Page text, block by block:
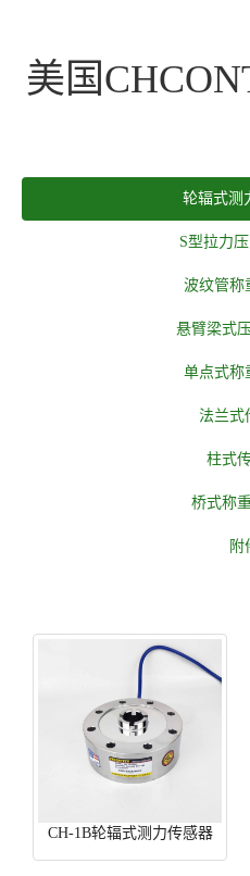
美国
轮辐式测
S型拉力
波纹管称
悬臂梁式
单点式称
法兰式
柱式
桥式称
附
CH-1B轮辐式测力传感器